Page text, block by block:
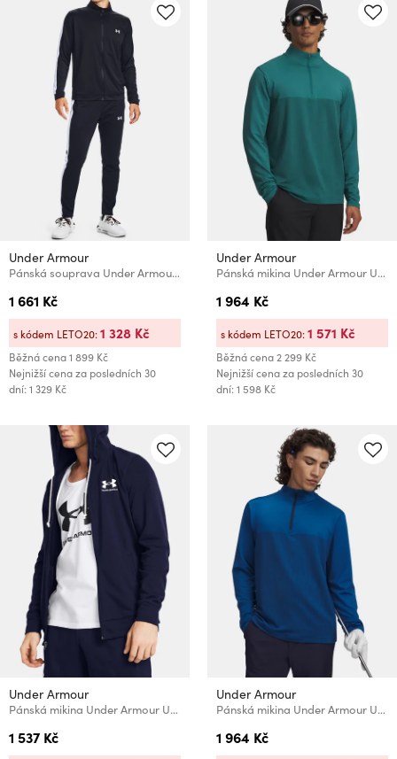
Under Armour
Pánská souprava Under Armour EMEA Track Suit
1 661 Kč
Běžná cena1 899 Kč
Nejnižší cena za posledních 30
dní: 1 329 Kč
s kódem LETO20:1 328 Kč
Under Armour
Pánská mikina Under Armour UA Drive Lightweight 1/2 Zip
1 964 Kč
Běžná cena2 299 Kč
Nejnižší cena za posledních 30
dní: 1 598 Kč
s kódem LETO20:1 571 Kč
Under Armour
Pánská mikina Under Armour UA Rival Terry LC FZ
1 537 Kč
Under Armour
Pánská mikina Under Armour UA Drive Lightweight 1/2 Zip
1 964 Kč